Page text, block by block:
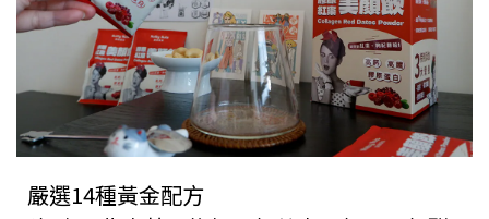
嚴選14種黃金配方